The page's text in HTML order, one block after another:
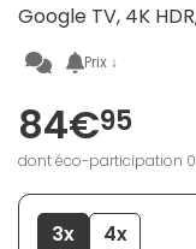
Google TV, 4K
Prix ↓
84€95
dont éco-participation
3x
4x